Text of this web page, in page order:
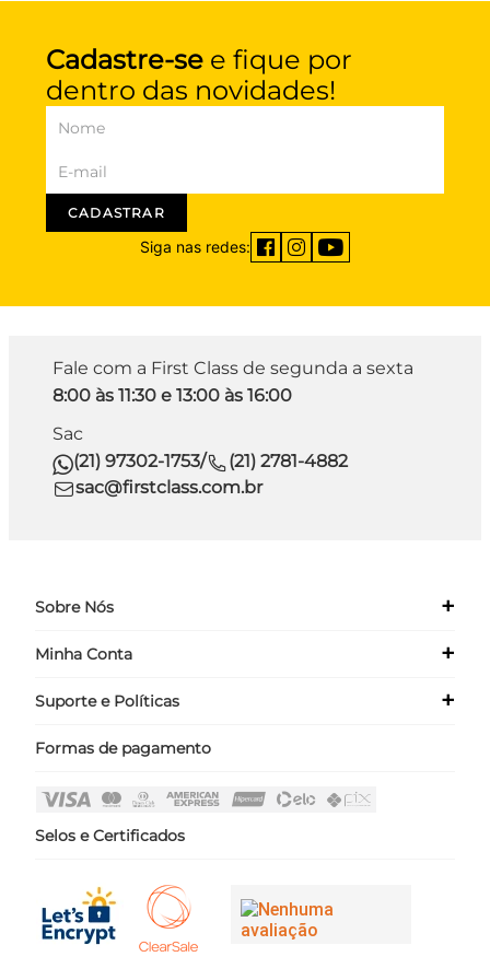
Cadastre-se e fique por
dentro das novidades!
CADASTRAR
Siga nas redes:
Fale com a First Class de segunda a sexta
8:00 às 11:30 e 13:00 às 16:00
Sac
(21) 97302-1753/
(21) 2781-4882
sac@firstclass.com.br
Sobre Nós +
Quem Somos
Minha Conta +
Meus Dados
Suporte e Políticas +
Políticas
Fale Conosco
Formas de pagamento
Selos e Certificados